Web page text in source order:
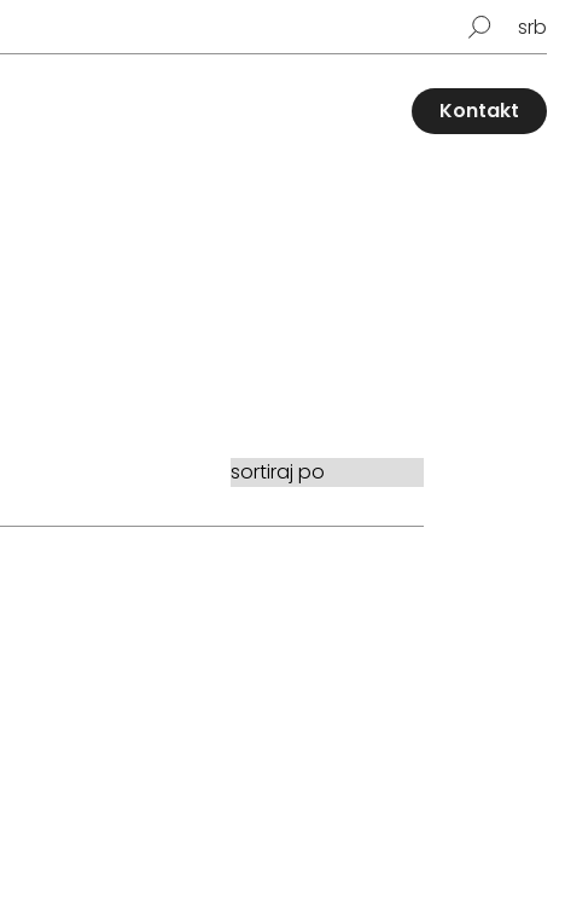
srb
Kontakt